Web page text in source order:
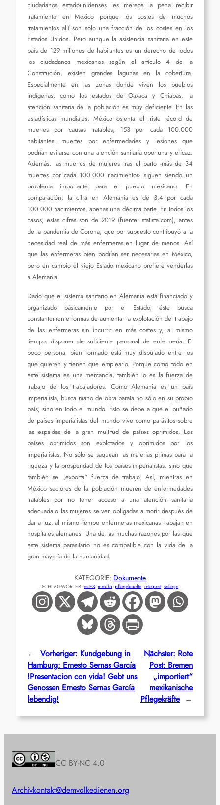
ciudadanos estadounidenses les merece la pena recibir
tratamiento en México porque los costes de muchos
tratamientos allí son sólo una fracción de los costes en los
Estados Unidos. Pero aunque la asistencia sanitaria en este
país de 129 millones de habitantes es un derecho de todos
los ciudadanos mexicanos según el artículo 4 de la
Constitución, existen grandes lagunas en la cobertura.
Especialmente en las zonas donde viven los pueblos
indígenas, como los estados de Oaxaca y Chiapas, la
atención sanitaria de la población es muy deficiente. En las
estadísticas mundiales, México ostenta el triste récord de
muertes por causas tratables, 153 por cada 100.000
habitantes, muertes por enfermedades y lesiones que
podrían evitarse con una atención sanitaria oportuna y eficaz.
Además, las muertes de mujeres tras el parto -más de 34
muertes por cada 100.000 nacimientos- siguen siendo un
problema importante para el pueblo mexicano. En
comparación, la cifra en Alemania es de 3,4 por cada
100.000 nacimientos, apenas una décima parte. En todos los
casos, estas cifras son de 2019 (fuente: statista.com), antes
de la pandemia de Corona, que por supuesto contribuyó a la
necesidad real de más enfermeras en lugar de menos. Así
que las enfermeras bien podrían ser necesarias en México,
pero en cambio el viejo Estado mexicano prefiere venderlas
a Alemania.
Dado que el sistema sanitario en Alemania está financiado y
organizado básicamente por el Estado, éste busca
constantemente formas de aumentar la explotación del trabajo
de las enfermeras sin incurrir en más costes y, al mismo
tiempo, disponer de suficiente personal de enfermería. El
poco personal bien formado está muy disputado entre los
que quieren y tienen que emplearlo. Porque como todo en
este sistema es una mercancía, también lo es la fuerza de
trabajo de los trabajadores. Como Alemania es un país
imperialista, busca mano de obra barata no sólo en su propio
país, sino en todo el mundo. Esto se debe a que el puñado
de países imperialistas del mundo vive como parásitos sobre
las espaldas de la gran multitud de países oprimidos. Los
países oprimidos son explotados y oprimidos por los
imperialistas. No sólo se saquean las materias primas para la
riqueza y la prosperidad de los países imperialistas, sino que
también se „exporta“ fuerza de trabajo. Así, mientras en
México sectores de la población mueren de enfermedades
tratables por no tener acceso a una atención sanitaria
adecuada o las mujeres se ven obligadas a morir después de
dar a luz, al mismo tiempo enfermeras mexicanas trabajan en
hospitales alemanes. Una de las muchas razones por las que
este sistema parasitario no es compatible con la vida de la
gran mayoría de la humanidad.
KATEGORIE: Dokumente
SCHLAGWÖRTER: es-ES, mexiko, pflegekraefte, rote-post, sol-rojo
← Vorheriger: Kundgebung in
Hamburg: Ernesto Sernas García
!Presentacion con vida! Gebt uns
Genossen Ernesto Sernas García
lebendig!
Nächster: Rote
Post: Bremen
„importiert“
mexikanische
Pflegekräfte →
CC BY-NC 4.0
Archivkontakt@demvolkedienen.org